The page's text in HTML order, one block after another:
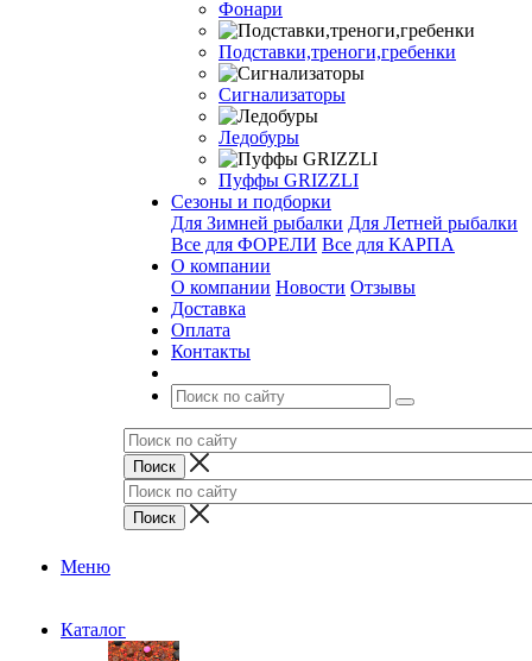
Фонари
Подставки,треноги,гребенки
Сигнализаторы
Ледобуры
Пуффы GRIZZLI
Сезоны и подборки
Для Зимней рыбалки Для Летней рыбалки
Все для ФОРЕЛИ Все для КАРПА
О компании
О компании Новости Отзывы
Доставка
Оплата
Контакты
Меню
Каталог